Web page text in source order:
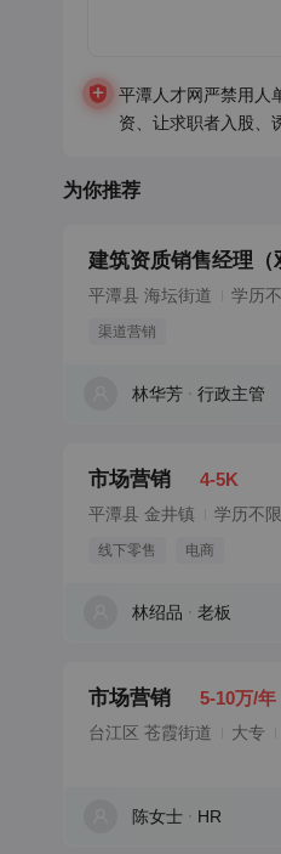
平潭人才网严禁用人
资、让求职者入股、
为你推荐
建筑资质销售经理（
平潭县 海坛街道 学历
渠道营销
林华芳 行政主管
市场营销 4-5K
平潭县 金井镇 学历不限
线下零售 电商
林绍品 老板
市场营销 5-10万/年
台江区 苍霞街道 大专
陈女士 HR